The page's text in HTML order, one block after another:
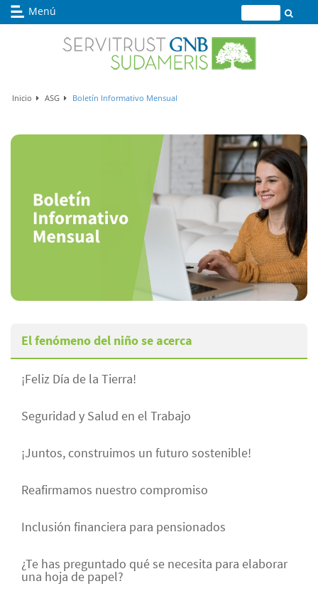
Menú
Inicio ASG Boletín Informativo Mensual
El fenómeno del niño se acerca
¡Feliz Día de la Tierra!
Seguridad y Salud en el Trabajo
¡Juntos, construimos un futuro sostenible!
Reafirmamos nuestro compromiso
Inclusión financiera para pensionados
¿Te has preguntado qué se necesita para elaborar
una hoja de papel?